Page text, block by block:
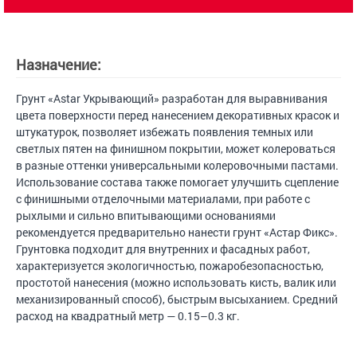
Назначение:
Грунт «Astar Укрывающий» разработан для выравнивания
цвета поверхности перед нанесением декоративных красок и
штукатурок, позволяет избежать появления темных или
светлых пятен на финишном покрытии, может колероваться
в разные оттенки универсальными колеровочными пастами.
Использование состава также помогает улучшить сцепление
с финишными отделочными материалами, при работе с
рыхлыми и сильно впитывающими основаниями
рекомендуется предварительно нанести грунт «Астар Фикс».
Грунтовка подходит для внутренних и фасадных работ,
характеризуется экологичностью, пожаробезопасностью,
простотой нанесения (можно использовать кисть, валик или
механизированный способ), быстрым высыханием. Средний
расход на квадратный метр — 0.15–0.3 кг.